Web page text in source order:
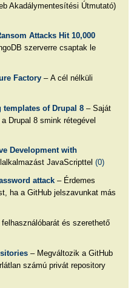
Akadálymentesítési Útmutató)
Attacks Hit 10,000
szerverre csaptak le
Factory– A cél nélküli
templates of Drupal 8– Saját
Drupal 8 smink rétegével
Development with
JavaScripttel (0)
attack– Érdemes
ha a GitHub jelszavunkat más
és szerethető
– Megváltozik a GitHub
számú privát repository